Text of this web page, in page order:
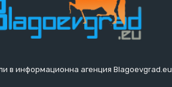
в информационна агенция Blagoevgrad.eu